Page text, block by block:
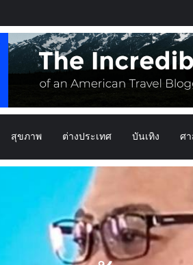
สุขภาพ ต่างประเทศ บันเทิง ศ